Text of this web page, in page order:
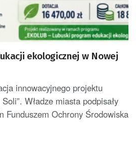
ekologicznej w Nowej
innowacyjnego projektu
Władze miasta podpisały
Funduszem Ochrony Środowiska